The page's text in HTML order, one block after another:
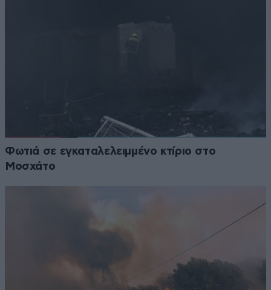
Φωτιά σε εγκαταλελειμμένο κτίριο στο
Μοσχάτο